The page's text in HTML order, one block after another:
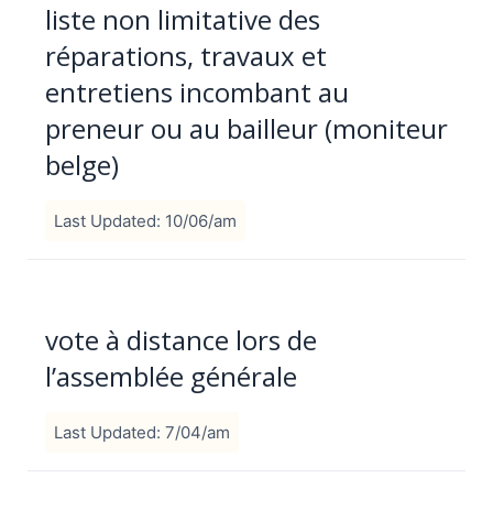
liste non limitative des
réparations, travaux et
entretiens incombant au
preneur ou au bailleur (moniteur
belge)
Last Updated: 10/06/am
vote à distance lors de
l’assemblée générale
Last Updated: 7/04/am